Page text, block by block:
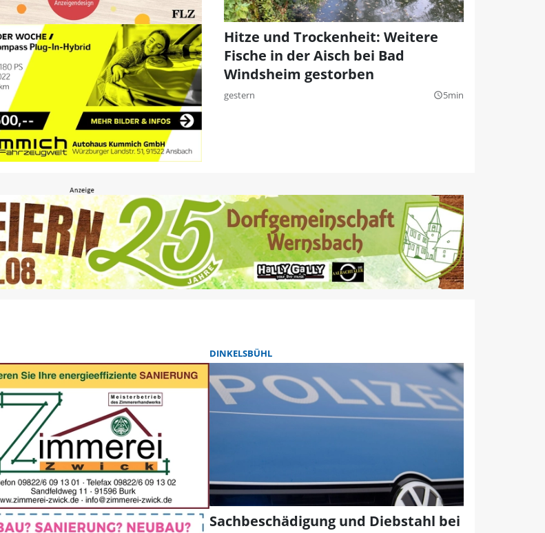
Hitze und Trockenheit: Weitere
Fische in der Aisch bei Bad
Windsheim gestorben
gestern query_builder5min
DINKELSBÜHL
Sachbeschädigung und Diebstahl bei